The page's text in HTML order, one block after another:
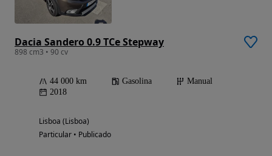
Dacia Sandero 0.9 TCe Stepway
898 cm3 • 90 cv
44 000 km Gasolina
Manual
2018
Lisboa (Lisboa)
Particular • Publicado